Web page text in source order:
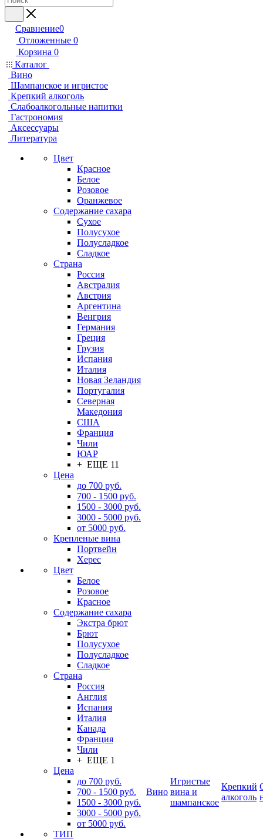
Сравнение0
Отложенные 0
Корзина 0
Каталог
Вино
Шампанское и игристое
Крепкий алкоголь
Слабоалкогольные напитки
Гастрономия
Аксессуары
Литература
Цвет
Красное
Белое
Розовое
Оранжевое
Содержание сахара
Сухое
Полусухое
Полусладкое
Сладкое
Страна
Россия
Австралия
Австрия
Аргентина
Венгрия
Германия
Греция
Грузия
Испания
Италия
Новая Зеландия
Португалия
Северная
Македония
США
Франция
Чили
ЮАР
+ ЕЩЕ 11
Цена
до 700 руб.
700 - 1500 руб.
1500 - 3000 руб.
3000 - 5000 руб.
от 5000 руб.
Крепленые вина
Портвейн
Херес
Цвет
Белое
Розовое
Красное
Содержание сахара
Экстра брют
Брют
Полусухое
Полусладкое
Сладкое
Страна
Россия
Англия
Испания
Италия
Канада
Франция
Чили
+ ЕЩЕ 1
Цена
до 700 руб.
700 - 1500 руб.
1500 - 3000 руб.
3000 - 5000 руб.
от 5000 руб.
ТИП
Вино
Игристые
вина и
шампанское
Крепкий
алкоголь